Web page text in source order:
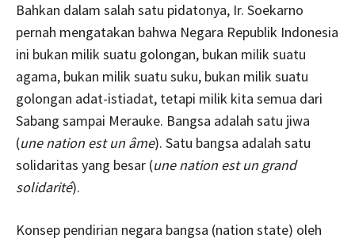
Bahkan dalam salah satu pidatonya, Ir. Soekarno
pernah mengatakan bahwa Negara Republik Indonesia
ini bukan milik suatu golongan, bukan milik suatu
agama, bukan milik suatu suku, bukan milik suatu
golongan adat-istiadat, tetapi milik kita semua dari
Sabang sampai Merauke. Bangsa adalah satu jiwa
(une nation est un âme). Satu bangsa adalah satu
solidaritas yang besar (une nation est un grand
solidarité).
Konsep pendirian negara bangsa (nation state) oleh